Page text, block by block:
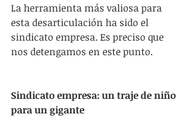
La herramienta más valiosa para
esta desarticulación ha sido el
sindicato empresa. Es preciso que
nos detengamos en este punto.
Sindicato empresa: un traje de niño
para un gigante